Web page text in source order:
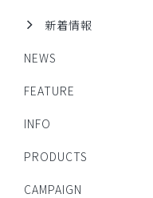
新着情報
NEWS
FEATURE
INFO
PRODUCTS
CAMPAIGN